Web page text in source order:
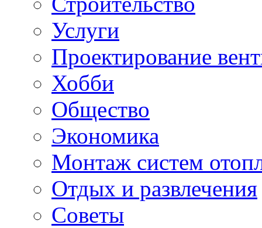
Услуги
Проектирование
Хобби
Общество
Экономика
Монтаж систем
Отдых и развлечения
Советы